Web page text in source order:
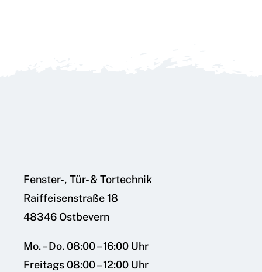
Fenster-, Tür- & Tortechnik
Raiffeisenstraße 18
48346 Ostbevern
Mo. – Do. 08:00 – 16:00 Uhr
Freitags 08:00 – 12:00 Uhr